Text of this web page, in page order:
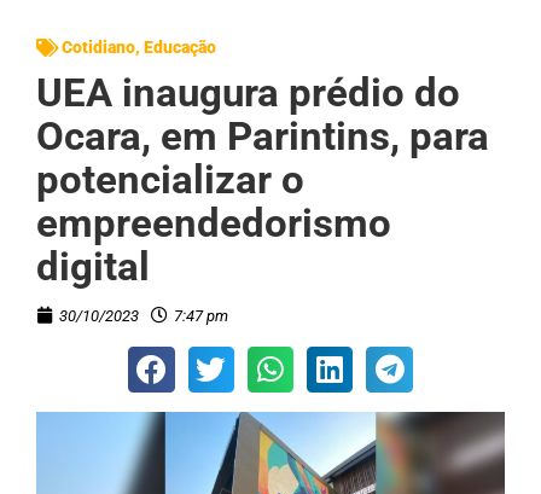
Cotidiano, Educação
UEA inaugura prédio do
Ocara, em Parintins, para
potencializar o
empreendedorismo
digital
30/10/2023 7:47 pm